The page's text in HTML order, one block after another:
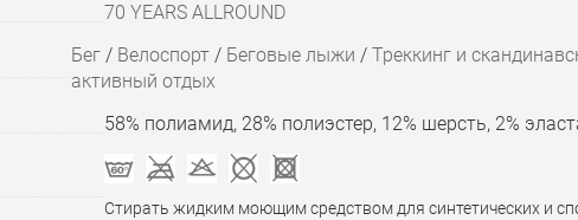
70 YEARS ALLROUND
Бег/ Велоспорт/ Беговые лыжи / Треккинг и
активный отдых
58% полиамид, 28% полиэстер, 12% шерсть, 2%
Стирать жидким моющим средством для синтетических и